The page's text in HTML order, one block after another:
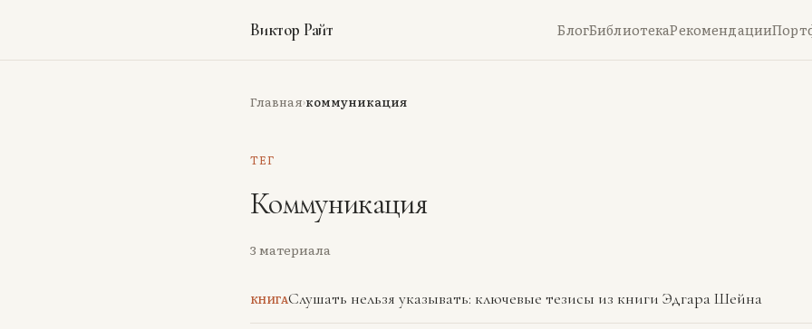
Виктор Райт БлогБиблиотекаРекомендации
Главная›коммуникация
ТЕГ
Коммуникация
3 материала
КНИГАСлушать нельзя указывать: ключевые тезисы из книги Эдгара Шейна